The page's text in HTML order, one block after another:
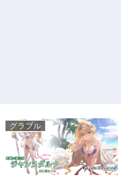
グラブル